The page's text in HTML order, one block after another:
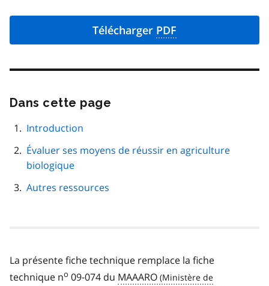
Télécharger PDF
Dans cette page
page
Introduction
Évaluer ses moyens de réussir en agriculture
biologique
Autres ressources
La présente fiche technique remplace la fiche
technique no 09-074 du MAAARO